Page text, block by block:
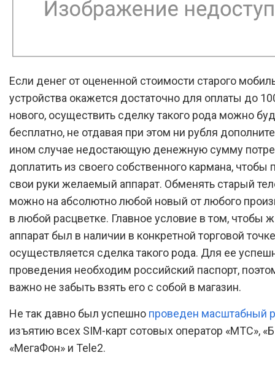
Если денег от оцененной стоимости старого
устройства окажется достаточно для оплаты до
нового, осуществить сделку такого рода можно
бесплатно, не отдавая при этом ни рубля
ином случае недостающую денежную сумму
доплатить из своего собственного кармана, чтобы
свои руки желаемый аппарат. Обменять старый
можно на абсолютно любой новый от любого
в любой расцветке. Главное условие в том, чтобы
аппарат был в наличии в конкретной торговой
осуществляется сделка такого рода. Для ее
проведения необходим российский паспорт,
важно не забыть взять его с собой в магазин.
Не так давно был успешно проведен масштабный
изъятию всех SIM-карт сотовых оператор «МТС»,
«МегаФон» и Tele2.